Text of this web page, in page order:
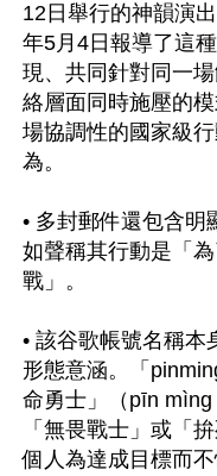
12日舉行的神韻演
年5月4日報導了這
現、共同針對同一
絡層面同時施壓的
場協調性的國家級
為。
• 多封郵件還包含明
如聲稱其行動是「
戰」。
• 該谷歌帳號名稱
形態意涵。「
命勇士」（pīn
「無畏戰士」或「
個人為達成目標而